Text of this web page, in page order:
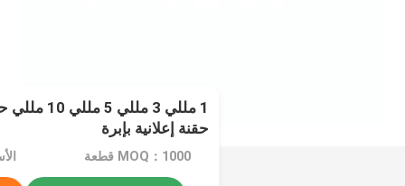
1 مللي 3
حقنة إعلانية بإبرة
MOQ：1000 قطعة